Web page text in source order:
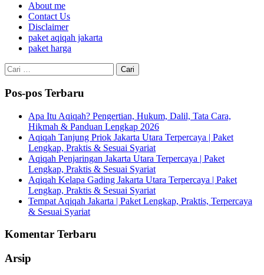
About me
Contact Us
Disclaimer
paket aqiqah jakarta
paket harga
Cari
untuk:
Pos-pos Terbaru
Apa Itu Aqiqah? Pengertian, Hukum, Dalil, Tata Cara,
Hikmah & Panduan Lengkap 2026
Aqiqah Tanjung Priok Jakarta Utara Terpercaya | Paket
Lengkap, Praktis & Sesuai Syariat
Aqiqah Penjaringan Jakarta Utara Terpercaya | Paket
Lengkap, Praktis & Sesuai Syariat
Aqiqah Kelapa Gading Jakarta Utara Terpercaya | Paket
Lengkap, Praktis & Sesuai Syariat
Tempat Aqiqah Jakarta | Paket Lengkap, Praktis, Terpercaya
& Sesuai Syariat
Komentar Terbaru
Arsip